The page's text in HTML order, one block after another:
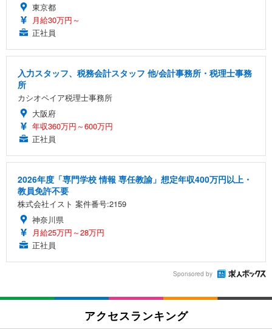
東京都
月給30万円～
正社員
入力スタッフ、税務会計スタッフ 他/会計事務所・税理士事務
所
カシオペイア税理士事務所
大阪府
年収360万円～600万円
正社員
2026年度「専門学校 情報 専任教諭」想定年収400万円以上・
教員免許不要
株式会社イスト 案件番号:2159
神奈川県
月給25万円～28万円
正社員
Sponsored by
アクセスランキング